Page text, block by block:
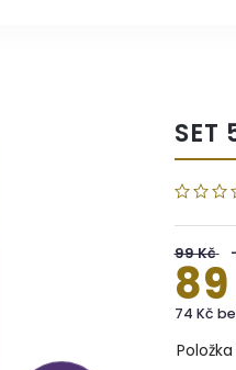
SET
99 Kč
74 Kč